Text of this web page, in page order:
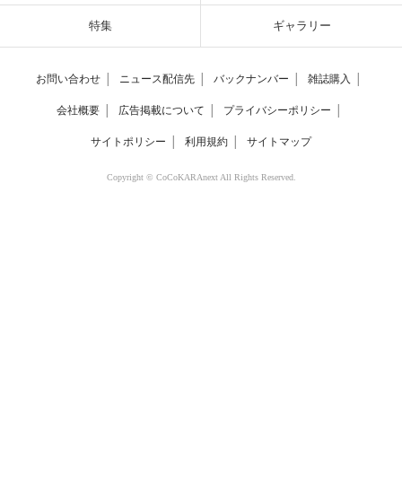
特集 ギャラリー
お問い合わせ ニュース配信先 バックナンバー 雑誌購入
会社概要 広告掲載について プライバシーポリシー
サイトポリシー 利用規約 サイトマップ
Copyright © CoCoKARAnext All Rights Reserved.